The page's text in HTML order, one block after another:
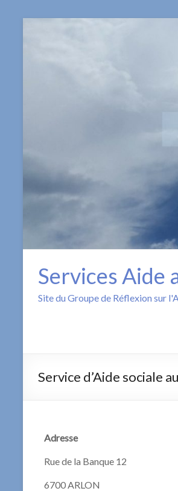
Services Aide
Site du Groupe de Réflexion sur
Service d’Aide sociale
Adresse
Rue de la Banque 12
6700 ARLON